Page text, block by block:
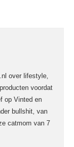
over lifestyle,
voordat
op Vinted en
bullshit, van
catmom van 7